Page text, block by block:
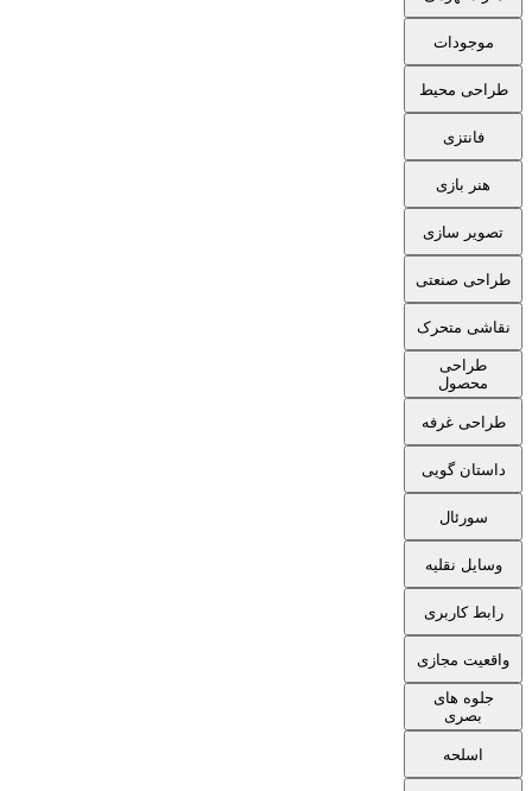
موجودات
طراحی محیط
فانتزی
هنر بازی
تصویر سازی
طراحی صنعتی
نقاشی متحرک
طراحی
محصول
طراحی غرفه
داستان گویی
سورئال
وسایل نقلیه
رابط کاربری
واقعیت مجازی
جلوه های
بصری
اسلحه